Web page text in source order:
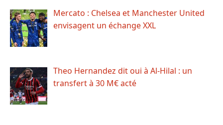
Mercato : Chelsea et Manchester United
envisagent un échange XXL
Theo Hernandez dit oui à Al-Hilal : un
transfert à 30 M€ acté